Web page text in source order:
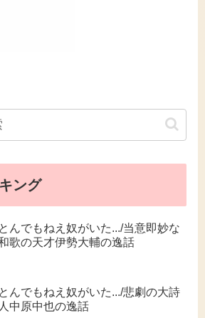
ング
とんでもねえ奴がいた.../当意即妙な
歌の天才伊勢大輔の逸話
とんでもねえ奴がいた.../悲劇の大詩
人中原中也の逸話